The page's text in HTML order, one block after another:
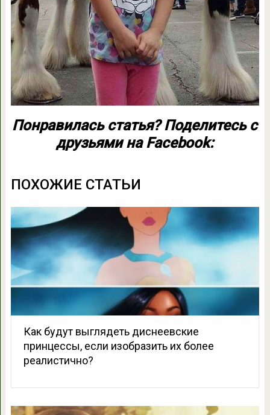
Понравилась статья? Поделитесь с
друзьями на Facebook:
ПОХОЖИЕ СТАТЬИ
Как будут выглядеть диснеевские
принцессы, если изобразить их более
реалистично?